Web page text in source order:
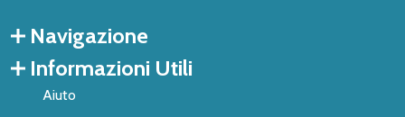
Navigazione
Informazioni Utili
Aiuto